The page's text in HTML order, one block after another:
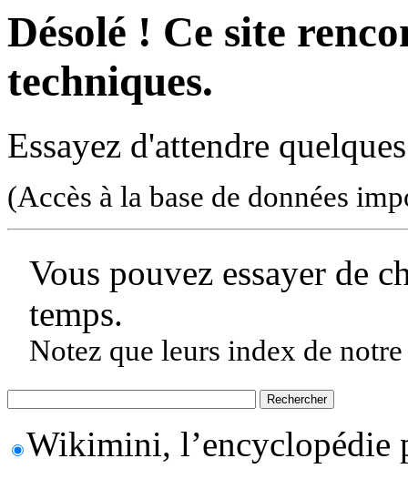
Désolé ! Ce site
techniques.
Essayez d'attendre
(Accès à la base de données
Vous pouvez essayer de
temps.
Notez que leurs index de
Wikimini, l’encyclopédie